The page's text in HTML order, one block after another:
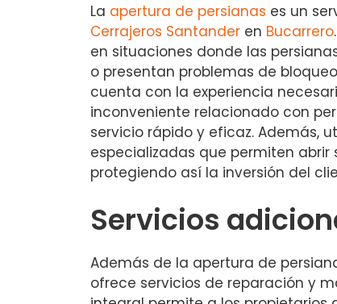
La apertura de persianas es un
Cerrajeros Santander en Bucarrero
en situaciones donde las
o presentan problemas de
cuenta con la experiencia
inconveniente relacionado con
servicio rápido y eficaz. Además,
especializadas que permiten
protegiendo así la inversión del
Servicios
Además de la apertura de
ofrece servicios de reparación y